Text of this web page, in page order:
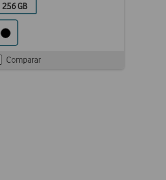
2 TB
256 GB
Comparar